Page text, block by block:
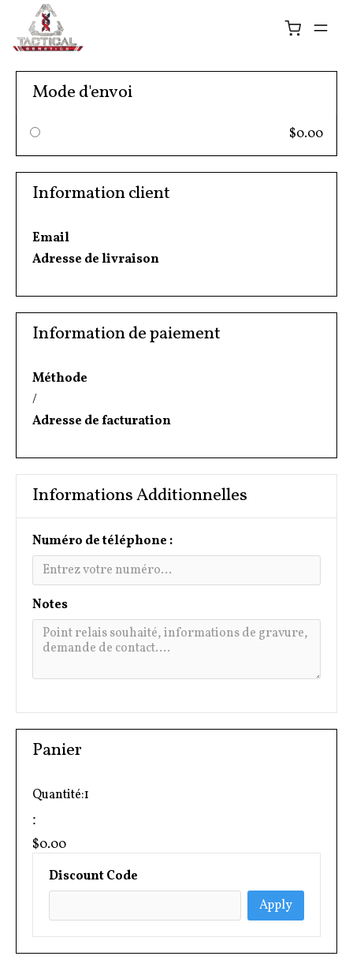
Mode d'envoi
$0.00
Information client
Email
Adresse de livraison
Information de paiement
Méthode
/
Adresse de facturation
Informations Additionnelles
Numéro de téléphone :
Notes
Panier
Quantité:1
:
$0.00
Discount Code
Apply